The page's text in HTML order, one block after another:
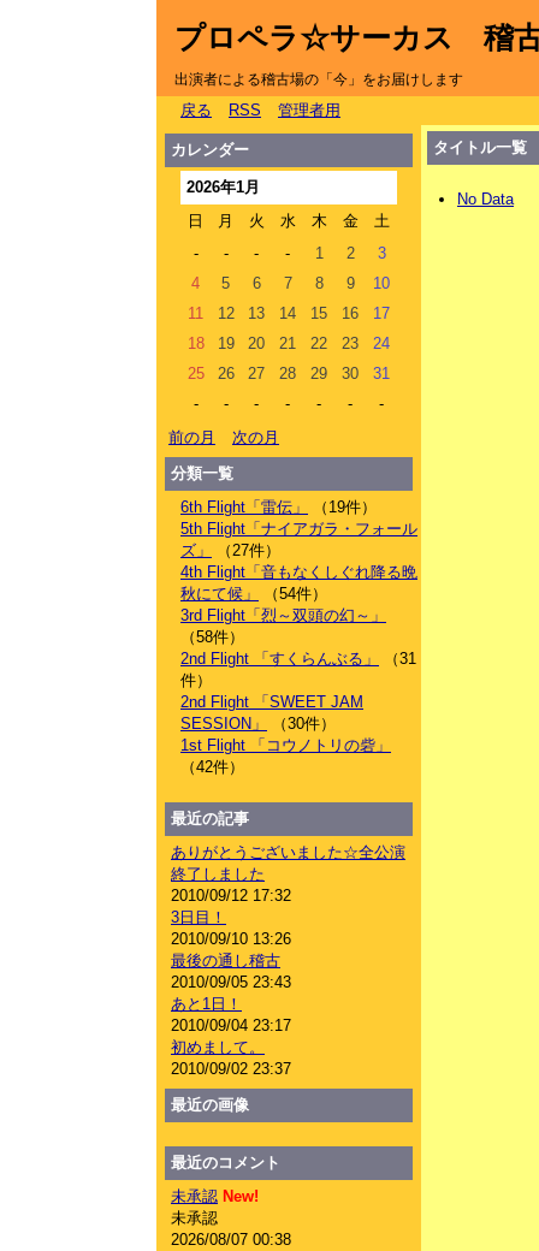
プロペラ☆サーカス 稽
出演者による稽古場の「今」をお届けします
戻る RSS 管理者用
タイトル一覧
No Data
カレンダー
2026年1月
日
月 火 水 木 金
土
-
- - - 1 2
3
4
5 6 7 8 9
10
11
12 13 14 15 16
17
18
19 20 21 22 23
24
25
26 27 28 29 30
31
-
- - - - -
-
前の月
次の月
分類一覧
6th Flight「雷伝」
（19件）
5th Flight「ナイアガラ・フォール
ズ」
（27件）
4th Flight「音もなくしぐれ降る晩
秋にて候」
（54件）
3rd Flight「烈～双頭の幻～」
（58件）
2nd Flight 「すくらんぶる」
（31
件）
2nd Flight 「SWEET JAM
SESSION」
（30件）
1st Flight 「コウノトリの砦」
（42件）
最近の記事
ありがとうございました☆全公演
終了しました
2010/09/12 17:32
3日目！
2010/09/10 13:26
最後の通し稽古
2010/09/05 23:43
あと1日！
2010/09/04 23:17
初めまして。
2010/09/02 23:37
最近の画像
最近のコメント
未承認 New!
未承認
2026/08/07 00:38